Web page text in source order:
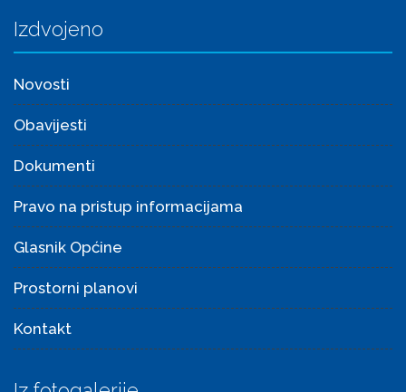
Izdvojeno
Novosti
Obavijesti
Dokumenti
Pravo na pristup informacijama
Glasnik Općine
Prostorni planovi
Kontakt